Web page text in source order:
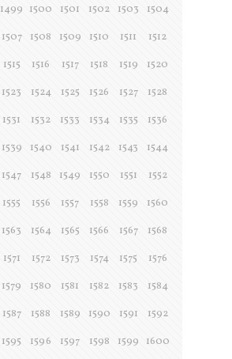
1499 1500 1501 1502 1503
1504
1507 1508 1509 1510 1511
1512
1515 1516 1517 1518 1519
1520
1523 1524 1525 1526 1527
1528
1531 1532 1533 1534 1535
1536
1539 1540 1541 1542 1543
1544
1547 1548 1549 1550 1551
1552
1555 1556 1557 1558 1559
1560
1563 1564 1565 1566 1567
1568
1571 1572 1573 1574 1575
1576
1579 1580 1581 1582 1583
1584
1587 1588 1589 1590 1591
1592
1595 1596 1597 1598 1599
1600